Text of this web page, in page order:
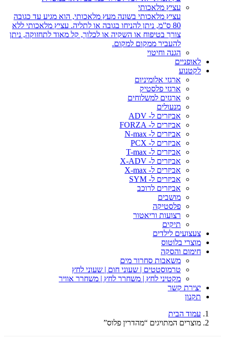
עציץ מלאכותי
עציץ מלאכותי בשונה מעץ מלאכותי, הוא מגיע עד כגובה
80 ס”מ, ניתן להניחו בגובה או לתליה. עציץ מלאכותי ללא
צורך בטיפוח או השקיה או לכלוך, קל מאוד לתחזוקה, ניתן
להעביר ממקום למקום.
הגנה וחיטוי
לאופניים
לקטנוע
ארגזי אלומיניום
ארגזי פלסטיק
ארגזים למשלוחים
מנעולים
אביזרים ל- ADV
אביזרים ל- FORZA
אביזרים ל- N-max
אביזרים ל- PCX
אביזרים ל- T-max
אביזרים ל- X-ADV
אביזרים ל- X-max
אביזרים ל- SYM
אביזרים לרוכב
מושבים
פלסטיקה
רצועות וריאטור
תיקים
צעצועים לילדים
מוצרי בלוטוס
חימום והסקה
משאבות סחרור מים
טרמוסטטים | שעוני חום | שעוני לחץ
מקטיני לחץ | משחרר לחץ | משחרר אוויר
יצירת קשר
תקנון
עמוד הבית
מוצרים המתויגים “מהדרין פלוס”